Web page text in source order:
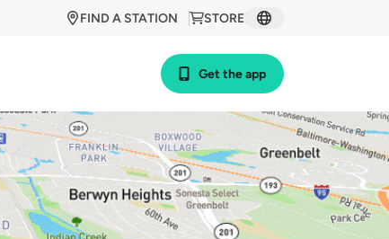
STORE
FIND A STATION
Get the app